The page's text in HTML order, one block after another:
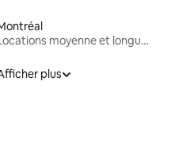
Locations moyenne et longue durée
plus